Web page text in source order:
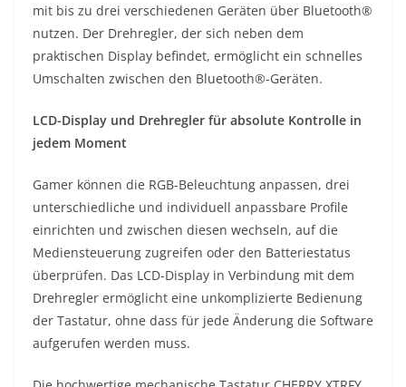
mit bis zu drei verschiedenen Geräten über Bluetooth®
nutzen. Der Drehregler, der sich neben dem
praktischen Display befindet, ermöglicht ein schnelles
Umschalten zwischen den Bluetooth®-Geräten.
LCD-Display und Drehregler für absolute Kontrolle in
jedem Moment
Gamer können die RGB-Beleuchtung anpassen, drei
unterschiedliche und individuell anpassbare Profile
einrichten und zwischen diesen wechseln, auf die
Mediensteuerung zugreifen oder den Batteriestatus
überprüfen. Das LCD-Display in Verbindung mit dem
Drehregler ermöglicht eine unkomplizierte Bedienung
der Tastatur, ohne dass für jede Änderung die Software
aufgerufen werden muss.